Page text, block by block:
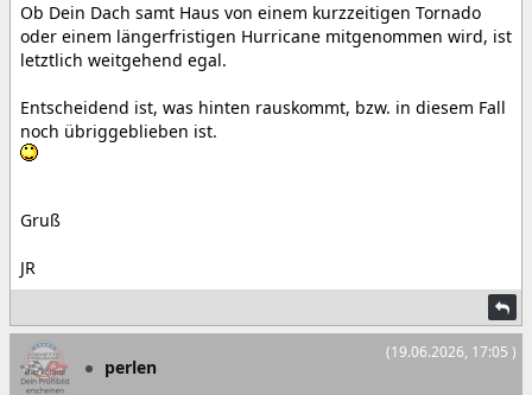
Ob Dein Dach samt Haus von einem kurzzeitigen Tornado
oder einem längerfristigen Hurricane mitgenommen wird, ist
letztlich weitgehend egal.
Entscheidend ist, was hinten rauskommt, bzw. in diesem Fall
noch übriggeblieben ist.
Gruß
JR
(19.06.2026, 17:05 )
perlen